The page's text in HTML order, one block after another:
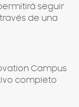
seguir
de una
Campus
completo